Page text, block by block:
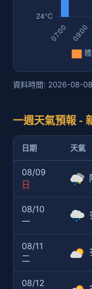
資料時間: 2026-08-
一週天氣預報 -
日期 天氣
08/09
日
08/10
一
08/11
二
08/12